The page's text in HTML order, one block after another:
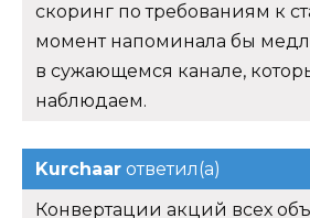
скоринг по требованиям к
момент напоминала бы
в сужающемся канале,
наблюдаем.
Kurchaar ответил(а)
Конвертации акций всех